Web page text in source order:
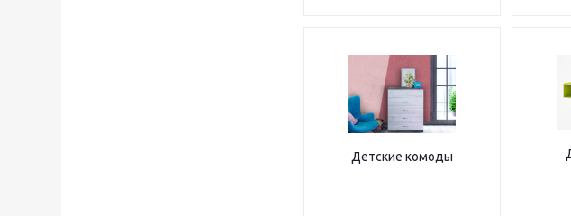
Детские комоды